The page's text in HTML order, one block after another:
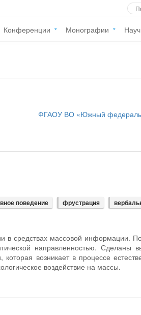
Конференции Монографии
ФГАОУ ВО «Южный
поведение фрустрация
в средствах массовой информации.
направленностью. Сделаны
возникает в процессе
воздействие на массы.